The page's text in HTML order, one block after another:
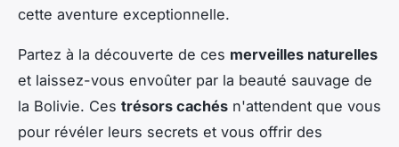
cette aventure exceptionnelle.
Partez à la découverte de ces merveilles naturelles
et laissez-vous envoûter par la beauté sauvage de
la Bolivie. Ces trésors cachés n'attendent que vous
pour révéler leurs secrets et vous offrir des